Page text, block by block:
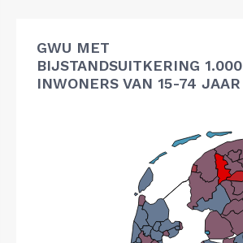
GWU MET
BIJSTANDSUITKERING 1.000
INWONERS VAN 15-74 JAAR